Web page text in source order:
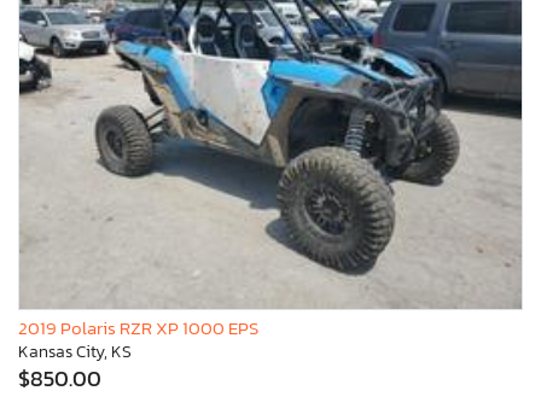
2019 Polaris RZR XP 1000 EPS
Kansas City, KS
$850.00